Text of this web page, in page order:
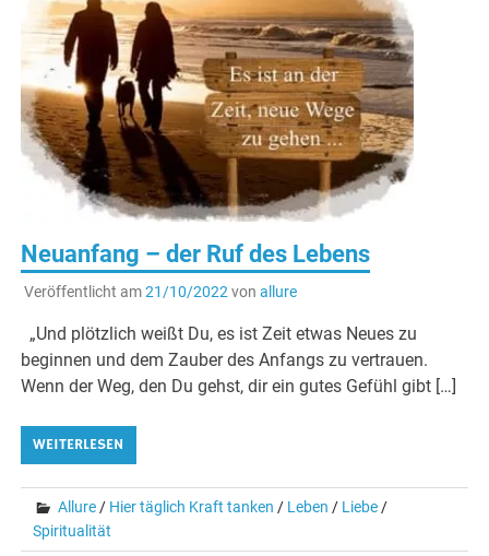
Neuanfang – der Ruf des Lebens
Veröffentlicht am21/10/2022von allure
„Und plötzlich weißt Du, es ist Zeit etwas Neues zu
beginnen und dem Zauber des Anfangs zu vertrauen.
Wenn der Weg, den Du gehst, dir ein gutes Gefühl gibt […]
WEITERLESEN
Allure/ Hier täglich Kraft tanken / Leben / Liebe/
Spiritualität